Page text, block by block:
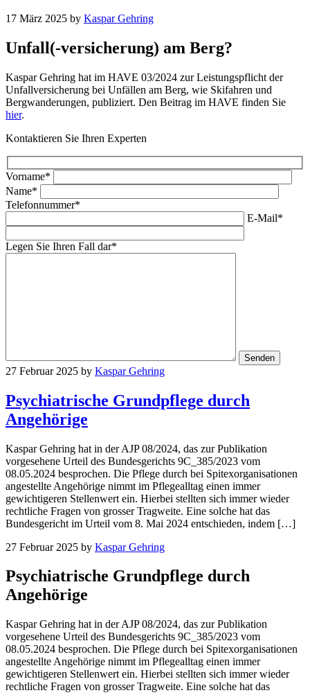
17 März 2025 by Kaspar Gehring
Unfall(-versicherung) am Berg?
Kaspar Gehring hat im HAVE 03/2024 zur Leistungspflicht der
Unfallversicherung bei Unfällen am Berg, wie Skifahren und
Bergwanderungen, publiziert. Den Beitrag im HAVE finden Sie
hier.
Kontaktieren Sie Ihren Experten
Vorname*
Name*
Telefonnummer*
E-Mail*
Legen Sie Ihren Fall dar*
27 Februar 2025 by Kaspar Gehring
Psychiatrische Grundpflege durch
Angehörige
Kaspar Gehring hat in der AJP 08/2024, das zur Publikation
vorgesehene Urteil des Bundesgerichts 9C_385/2023 vom
08.05.2024 besprochen. Die Pflege durch bei Spitexorganisationen
angestellte Angehörige nimmt im Pflegealltag einen immer
gewichtigeren Stellenwert ein. Hierbei stellten sich immer wieder
rechtliche Fragen von grosser Tragweite. Eine solche hat das
Bundesgericht im Urteil vom 8. Mai 2024 entschieden, indem […]
27 Februar 2025 by Kaspar Gehring
Psychiatrische Grundpflege durch
Angehörige
Kaspar Gehring hat in der AJP 08/2024, das zur Publikation
vorgesehene Urteil des Bundesgerichts 9C_385/2023 vom
08.05.2024 besprochen. Die Pflege durch bei Spitexorganisationen
angestellte Angehörige nimmt im Pflegealltag einen immer
gewichtigeren Stellenwert ein. Hierbei stellten sich immer wieder
rechtliche Fragen von grosser Tragweite. Eine solche hat das